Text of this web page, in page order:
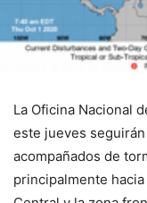
La Oficina Nacional
este jueves
acompañados de
principalmente